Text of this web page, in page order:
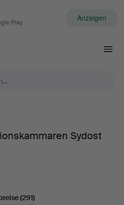
Play Anzeigen
Sydost
(291)